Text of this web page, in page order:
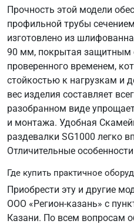
Прочность этой модели
профильной трубы
изготовлено из
90 мм, покрытая защитным
проверенного временем,
стойкостью к нагрузкам и
вес изделия составляет
разобранном виде
и монтажа. Удобная
раздевалки SG1000 легко
Отличительные
Где купить практичное
Приобрести эту и другие
ООО «Регион-казань» с
Казани. По всем вопросам